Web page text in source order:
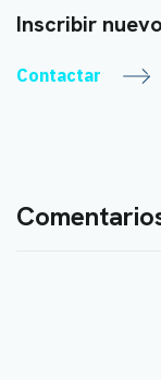
Inscribir
Contactar